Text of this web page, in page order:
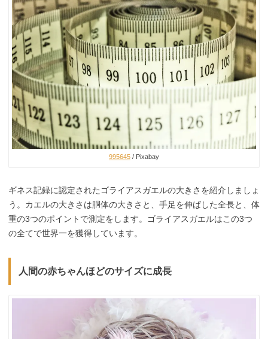
995645 / Pixabay
ギネス記録に認定されたゴライアスガエルの大きさを紹介しましょ
う。カエルの大きさは胴体の大きさと、手足を伸ばした全長と、体
重の3つのポイントで測定をします。ゴライアスガエルはこの3つ
の全てで世界一を獲得しています。
人間の赤ちゃんほどのサイズに成長